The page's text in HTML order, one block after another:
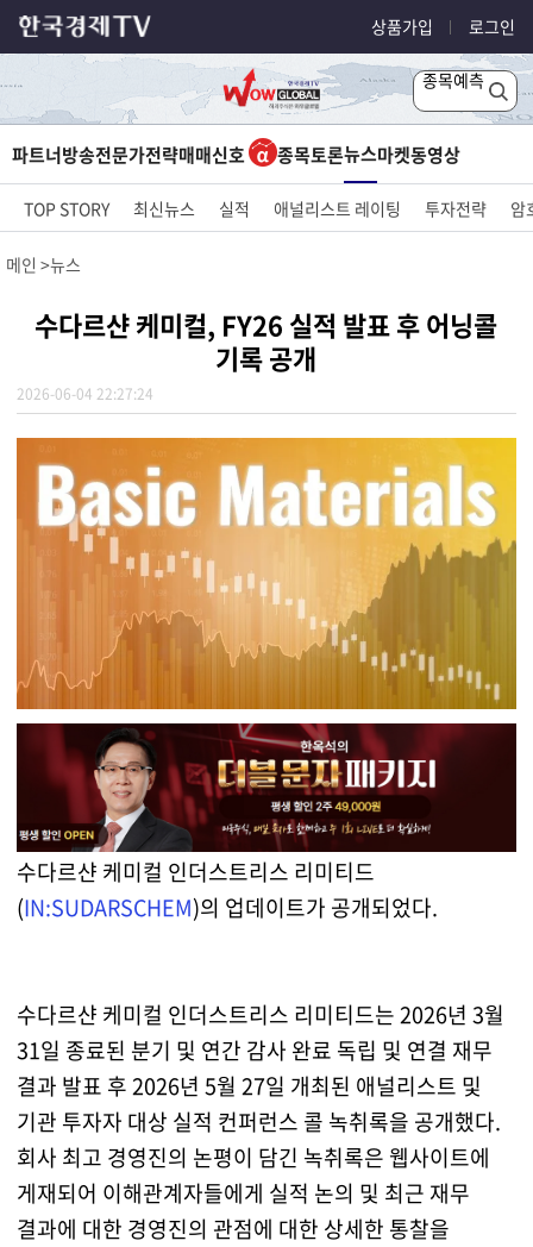
상품가입 로그인
종목예측
파트너방송전문가전략매매신호 종목토론뉴스마켓동영상
TOP STORY 최신뉴스 실적 애널리스트 레이팅 투자전략 암
메인 뉴스
수다르샨 케미컬, FY26 실적 발표 후 어닝콜
기록 공개
2026-06-04 22:27:24
수다르샨 케미컬 인더스트리스 리미티드
(IN:SUDARSCHEM)의 업데이트가 공개되었다.
수다르샨 케미컬 인더스트리스 리미티드는 2026년 3월
31일 종료된 분기 및 연간 감사 완료 독립 및 연결 재무
결과 발표 후 2026년 5월 27일 개최된 애널리스트 및
기관 투자자 대상 실적 컨퍼런스 콜 녹취록을 공개했다.
회사 최고 경영진의 논평이 담긴 녹취록은 웹사이트에
게재되어 이해관계자들에게 실적 논의 및 최근 재무
결과에 대한 경영진의 관점에 대한 상세한 통찰을